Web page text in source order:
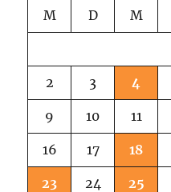
M D M
2 3 4
9 10 11
16 17 18
23 24 25